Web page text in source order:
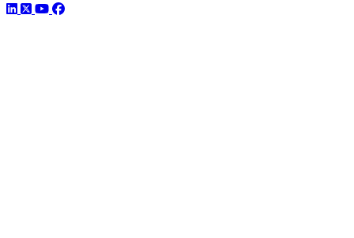
LinkedIn
TwitterYouTube
Facebook